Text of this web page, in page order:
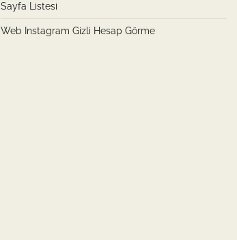
Sayfa Listesi
Web Instagram Gizli Hesap Görme